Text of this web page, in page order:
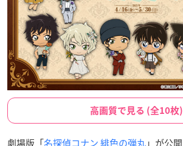
高画質で見る (全10枚)
劇場版「名探偵コナン 緋色の弾丸」が公